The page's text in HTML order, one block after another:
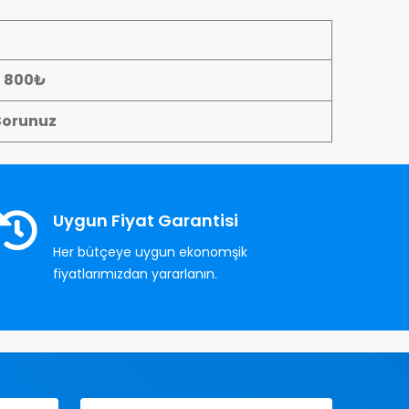
800₺
Uygun Fiyat Garantisi
Her bütçeye uygun ekonomşik
fiyatlarımızdan yararlanın.